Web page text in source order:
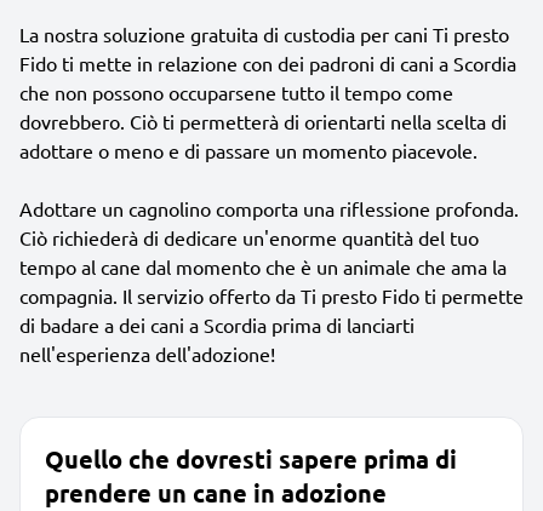
La nostra soluzione gratuita di custodia per cani Ti presto
Fido ti mette in relazione con dei padroni di cani a Scordia
che non possono occuparsene tutto il tempo come
dovrebbero. Ciò ti permetterà di orientarti nella scelta di
adottare o meno e di passare un momento piacevole.
Adottare un cagnolino comporta una riflessione profonda.
Ciò richiederà di dedicare un'enorme quantità del tuo
tempo al cane dal momento che è un animale che ama la
compagnia. Il servizio offerto da Ti presto Fido ti permette
di badare a dei cani a Scordia prima di lanciarti
nell'esperienza dell'adozione!
Quello che dovresti sapere prima di
prendere un cane in adozione